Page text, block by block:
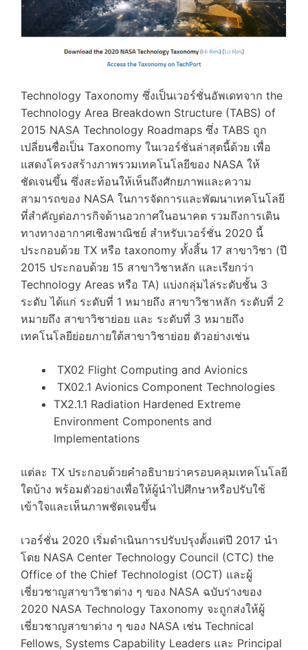
Technology Taxonomy ซึ่งเป็นเวอร์ชั่นอัพเดทจาก the
Technology Area Breakdown Structure (TABS) of
2015 NASA Technology Roadmaps ซึ่ง TABS ถูก
เปลี่ยนชื่อเป็น Taxonomy ในเวอร์ชั่นล่าสุดนี้ด้วย เพื่อ
แสดงโครงสร้างภาพรวมเทคโนโลยีของ NASA ให้
ชัดเจนขึ้น ซึ่งสะท้อนให้เห็นถึงศักยภาพและความ
สามารถของ NASA ในการจัดการและพัฒนาเทคโนโลยี
ที่สำคัญต่อภารกิจด้านอวกาศในอนาคต รวมถึงการเดิน
ทางทางอากาศเชิงพาณิชย์ สำหรับเวอร์ชั่น 2020 นี้
ประกอบด้วย TX หรือ taxonomy ทั้งสิ้น 17 สาขาวิชา (ปี
2015 ประกอบด้วย 15 สาขาวิชาหลัก และเรียกว่า
Technology Areas หรือ TA) แบ่งกลุ่มไล่ระดับชั้น 3
ระดับ ได้แก่ ระดับที่ 1 หมายถึง สาขาวิชาหลัก ระดับที่ 2
หมายถึง สาขาวิชาย่อย และ ระดับที่ 3 หมายถึง
เทคโนโลยีย่อยภายใต้สาขาวิชาย่อย ตัวอย่างเช่น
TX02 Flight Computing and Avionics
TX02.1 Avionics Component Technologies
TX2.1.1 Radiation Hardened Extreme
Environment Components and
Implementations
แต่ละ TX ประกอบด้วยคำอธิบายว่าครอบคลุมเทคโนโลยี
ใดบ้าง พร้อมตัวอย่างเพื่อให้ผู้นำไปศึกษาหรือปรับใช้
เข้าใจและเห็นภาพชัดเจนขึ้น
เวอร์ชั่น 2020 เริ่มดำเนินการปรับปรุงตั้งแต่ปี 2017 นำ
โดย NASA Center Technology Council (CTC) the
Office of the Chief Technologist (OCT) และผู้
เชี่ยวชาญสาขาวิชาต่าง ๆ ของ NASA ฉบับร่างของ
2020 NASA Technology Taxonomy จะถูกส่งให้ผู้
เชี่ยวชาญสาขาต่าง ๆ ของ NASA เช่น Technical
Fellows, Systems Capability Leaders และ Principal